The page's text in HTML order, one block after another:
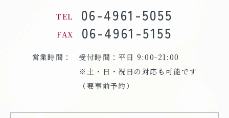
TEL 06-4961-5055
FAX 06-4961-5155
営業時間：
受付時間：平日 9:00-21:00
※土・日・祝日の対応も可能です
（要事前予約）